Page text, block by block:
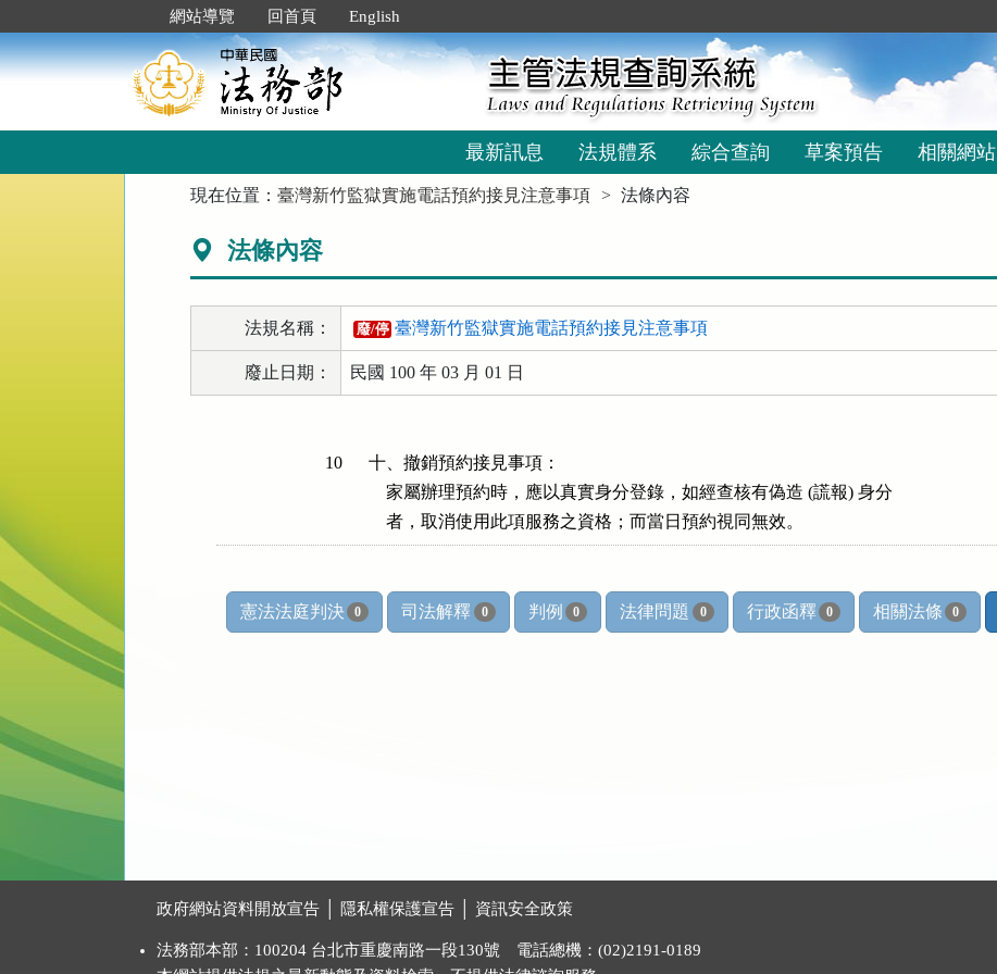
到
主
要
網站導覽 回首頁 English
最新訊息 法規體系 綜合查詢 草案預告 相關網站
現在位置：臺灣新竹監獄實施電話預約接見注意事項 法條內容
法條內容
法規名稱： 廢/停 臺灣新竹監獄實施電話預約接見注意事項
廢止日期： 民國 100 年 03 月 01 日
10
十、撤銷預約接見事項：
    家屬辦理預約時，應以真實身分登錄，如經查核有偽造 (謊報) 身分
    者，取消使用此項服務之資格；而當日預約視同無效。
憲法法庭判決 0 司法解釋 0 判例 0 法律問題 0 行政函釋 0 相關法條 0
政府網站資料開放宣告 隱私權保護宣告 資訊安全政策
法務部本部：100204 台北市重慶南路一段130號 電話總機：(02)2191-0189